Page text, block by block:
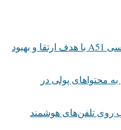
سامسونگ اولین بروزرسانی گلکسی A51 با هدف ارتقا و بهبود
محتواهای پولی در
محبوب روی تلفن‌های هوشمند